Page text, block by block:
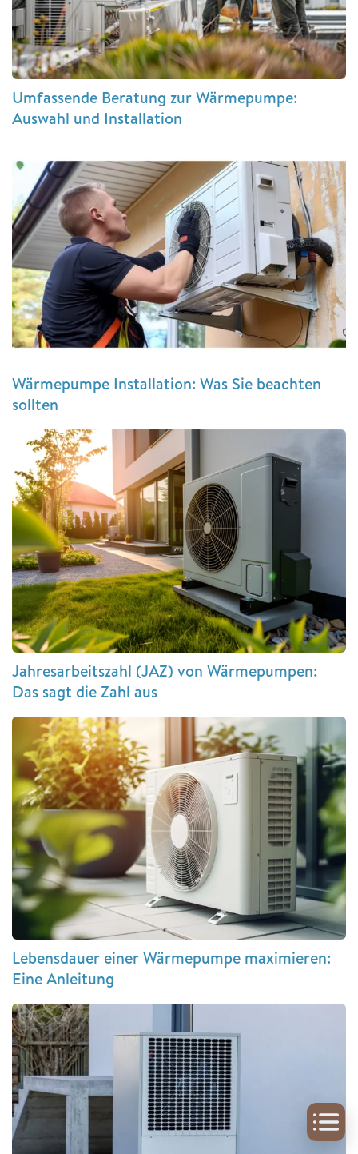
Umfassende Beratung zur Wärmepumpe:
Auswahl und Installation
Wärmepumpe Installation: Was Sie beachten
sollten
Jahresarbeitszahl (JAZ) von Wärmepumpen:
Das sagt die Zahl aus
Lebensdauer einer Wärmepumpe maximieren:
Eine Anleitung